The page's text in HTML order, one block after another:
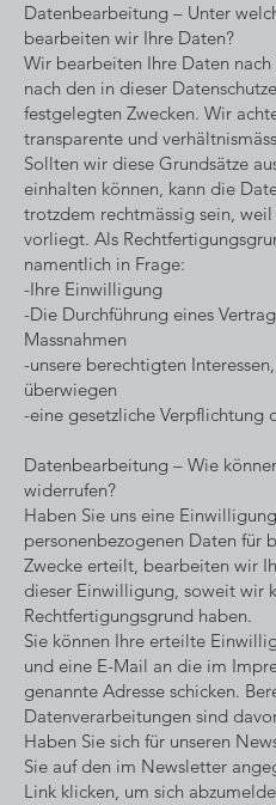
Datenbearbeitung – Unter
bearbeiten wir Ihre Daten?
Wir bearbeiten Ihre Daten
nach den in dieser
festgelegten Zwecken. Wir
transparente und
Sollten wir diese Grundsätze
einhalten können, kann die
trotzdem rechtmässig sein,
vorliegt. Als
namentlich in Frage:
-Ihre Einwilligung
-Die Durchführung eines
Massnahmen
-unsere berechtigten
überwiegen
-eine gesetzliche Verpflichtung
Datenbearbeitung – Wie
widerrufen?
Haben Sie uns eine
personenbezogenen Daten für
Zwecke erteilt, bearbeiten wir
dieser Einwilligung, soweit wir
Rechtfertigungsgrund haben.
Sie können Ihre erteilte
und eine E-Mail an die im
genannte Adresse schicken.
Datenverarbeitungen sind
Haben Sie sich für unseren
Sie auf den im Newsletter
Link klicken, um sich